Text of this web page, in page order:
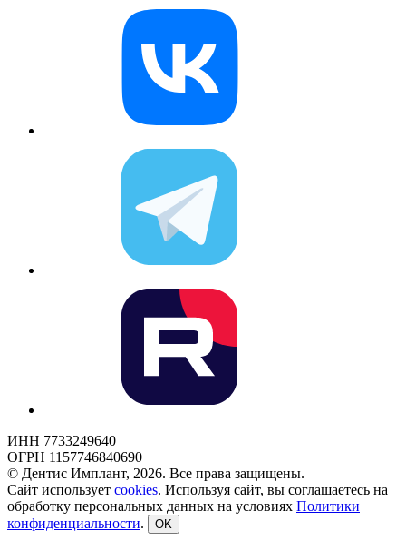
ИНН 7733249640
ОГРН 1157746840690
© Дентис Имплант, 2026. Все права защищены.
Сайт использует cookies. Используя сайт, вы соглашаетесь на
обработку персональных данных на условиях Политики
конфиденциальности. OK